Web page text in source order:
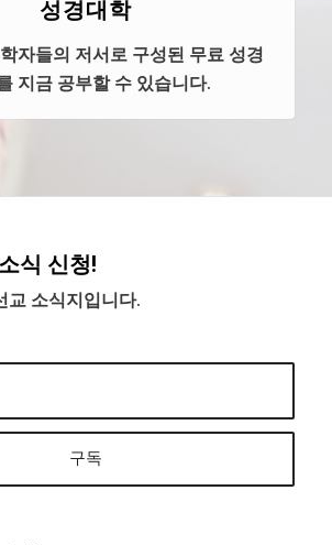
성경대학
자들의 저서로 구성된 무료 성경
지금 공부할 수 있습니다.
식 신청!
교 소식지입니다.